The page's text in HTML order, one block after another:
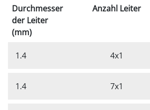
Durchmesser
der Leiter
(mm)
Anzahl Leiter
1.4 4x1
1.4 7x1